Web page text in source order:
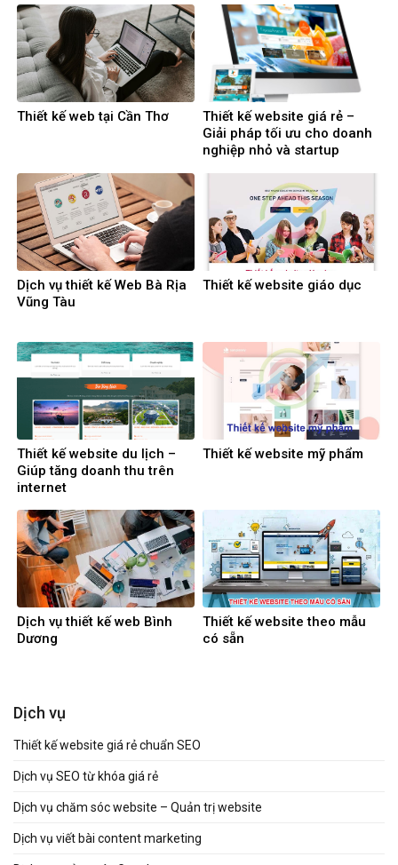
Thiết kế web tại Cần Thơ
Thiết kế website giá rẻ –
Giải pháp tối ưu cho doanh
nghiệp nhỏ và startup
Dịch vụ thiết kế Web Bà Rịa
Vũng Tàu
Thiết kế website giáo dục
Thiết kế website du lịch –
Giúp tăng doanh thu trên
internet
Thiết kế website mỹ phẩm
Dịch vụ thiết kế web Bình
Dương
Thiết kế website theo mẫu
có sẵn
Dịch vụ
Thiết kế website giá rẻ chuẩn SEO
Dịch vụ SEO từ khóa giá rẻ
Dịch vụ chăm sóc website – Quản trị website
Dịch vụ viết bài content marketing